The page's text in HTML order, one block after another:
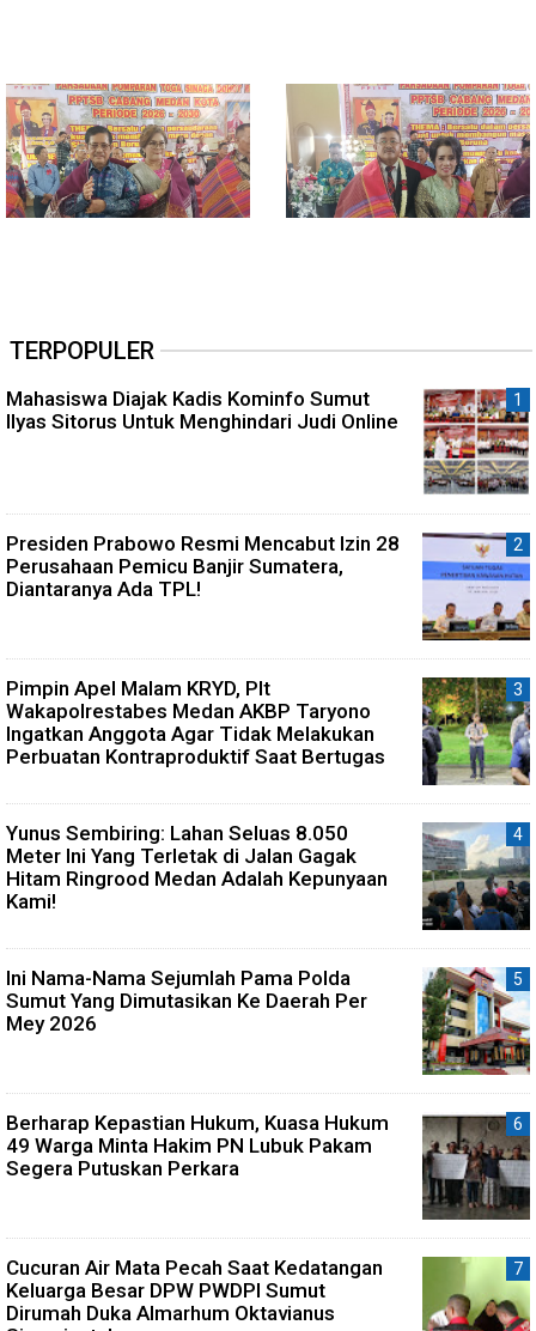
TERPOPULER
Mahasiswa Diajak Kadis Kominfo Sumut
Ilyas Sitorus Untuk Menghindari Judi Online
Presiden Prabowo Resmi Mencabut Izin 28
Perusahaan Pemicu Banjir Sumatera,
Diantaranya Ada TPL!
Pimpin Apel Malam KRYD, Plt
Wakapolrestabes Medan AKBP Taryono
Ingatkan Anggota Agar Tidak Melakukan
Perbuatan Kontraproduktif Saat Bertugas
Yunus Sembiring: Lahan Seluas 8.050
Meter Ini Yang Terletak di Jalan Gagak
Hitam Ringrood Medan Adalah Kepunyaan
Kami!
Ini Nama-Nama Sejumlah Pama Polda
Sumut Yang Dimutasikan Ke Daerah Per
Mey 2026
Berharap Kepastian Hukum, Kuasa Hukum
49 Warga Minta Hakim PN Lubuk Pakam
Segera Putuskan Perkara
Cucuran Air Mata Pecah Saat Kedatangan
Keluarga Besar DPW PWDPI Sumut
Dirumah Duka Almarhum Oktavianus